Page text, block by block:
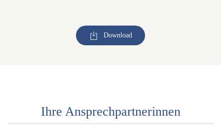
Download
Ihre Ansprechpartnerinnen